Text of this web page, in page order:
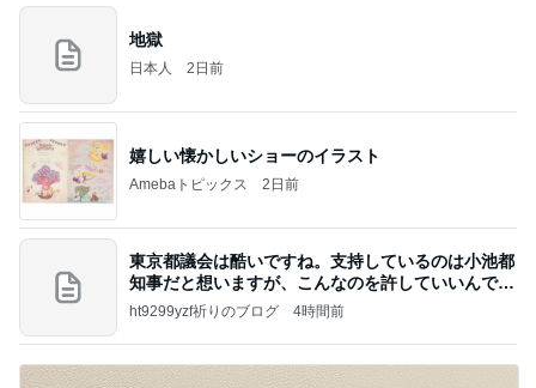
地獄
日本人 2日前
嬉しい懐かしいショーのイラスト
Amebaトピックス 2日前
東京都議会は酷いですね。支持しているのは小池都
知事だと想いますが、こんなのを許していいんです
か？
ht9299yzf祈りのブログ 4時間前